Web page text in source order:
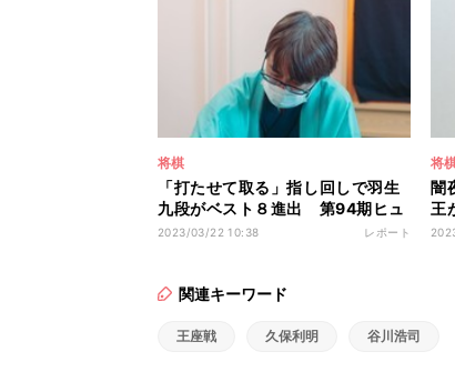
将棋
「打たせて取る」指し回しで羽生
九段がベスト８進出 第94期ヒュ
ーリック杯棋聖戦決勝トーナメン
2023/03/22 10:38 レポート
将
闇
王
第
関連キーワード
王座戦 久保利明 谷川浩司